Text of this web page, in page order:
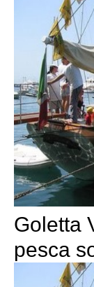
Goletta
pesca